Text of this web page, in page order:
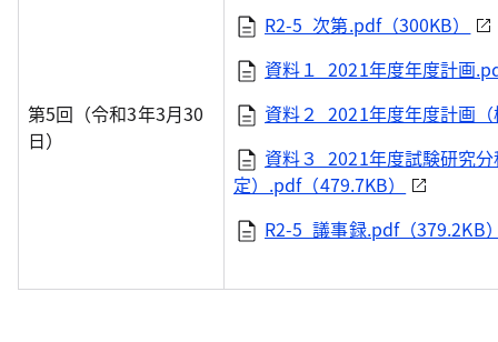
第5回（令和3年3月30
日）
R2-5_次第.pdf（300KB）
資料１_2021年度年度計画
資料２_2021年度年度計画
資料３_2021年度試験研究
定）.pdf（479.7KB）
R2-5_議事録.pdf（379.2KB